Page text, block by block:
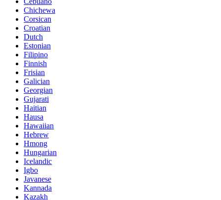
Chichewa
Corsican
Croatian
Dutch
Estonian
Filipino
Finnish
Frisian
Galician
Georgian
Gujarati
Haitian
Hausa
Hawaiian
Hebrew
Hmong
Hungarian
Icelandic
Igbo
Javanese
Kannada
Kazakh